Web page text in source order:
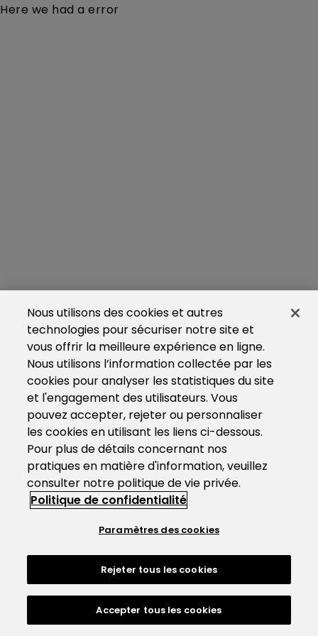
Here we had a error
Nous utilisons des cookies et autres
technologies pour sécuriser notre site et
vous offrir la meilleure expérience en ligne.
Nous utilisons l’information collectée par les
cookies pour analyser les statistiques du site
et l'engagement des utilisateurs. Vous
pouvez accepter, rejeter ou personnaliser
les cookies en utilisant les liens ci-dessous.
Pour plus de détails concernant nos
pratiques en matière d'information, veuillez
consulter notre politique de vie privée.
Politique de confidentialité
Paramètres des cookies
Rejeter tous les cookies
Accepter tous les cookies